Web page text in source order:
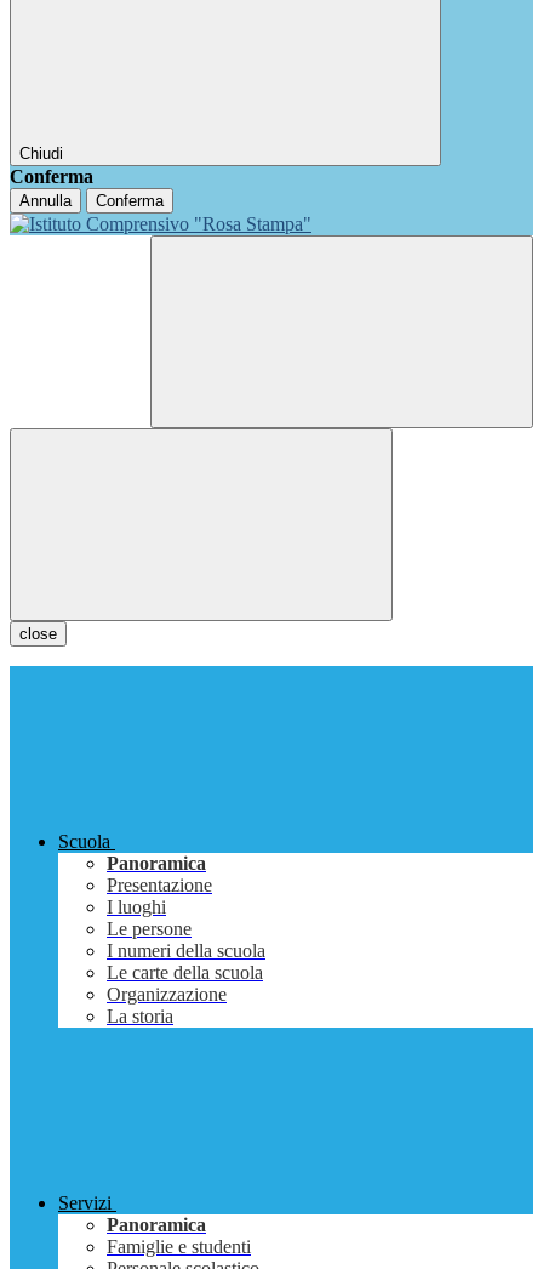
Chiudi
Conferma
Annulla Conferma
close
Scuola
Panoramica
Presentazione
I luoghi
Le persone
I numeri della scuola
Le carte della scuola
Organizzazione
La storia
Servizi
Panoramica
Famiglie e studenti